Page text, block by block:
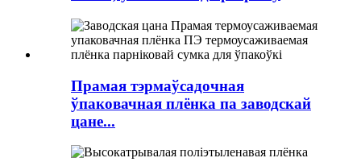
Прамая тэрмаўсадочная
ўпаковачная плёнка па заводскай
цане...